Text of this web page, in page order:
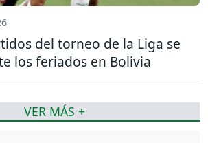
del torneo de la Liga se
los feriados en Bolivia
VER MÁS +